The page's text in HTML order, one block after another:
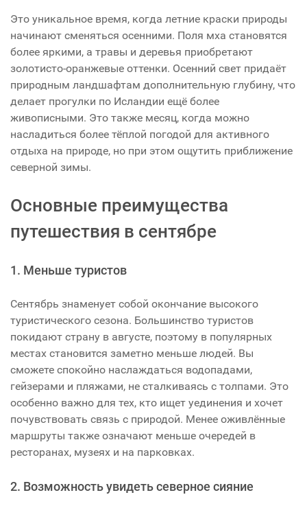
Это уникальное время, когда летние краски природы
начинают сменяться осенними. Поля мха становятся
более яркими, а травы и деревья приобретают
золотисто-оранжевые оттенки. Осенний свет придаёт
природным ландшафтам дополнительную глубину, что
делает прогулки по Исландии ещё более
живописными. Это также месяц, когда можно
насладиться более тёплой погодой для активного
отдыха на природе, но при этом ощутить приближение
северной зимы.
Основные преимущества
путешествия в сентябре
1. Меньше туристов
Сентябрь знаменует собой окончание высокого
туристического сезона. Большинство туристов
покидают страну в августе, поэтому в популярных
местах становится заметно меньше людей. Вы
сможете спокойно наслаждаться водопадами,
гейзерами и пляжами, не сталкиваясь с толпами. Это
особенно важно для тех, кто ищет уединения и хочет
почувствовать связь с природой. Менее оживлённые
маршруты также означают меньше очередей в
ресторанах, музеях и на парковках.
2. Возможность увидеть северное сияние